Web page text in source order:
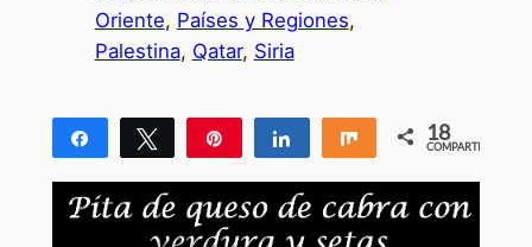
Oriente, Países y Regiones
Palestina, Qatar, Siria
Compartir Twittear Compartir Compartir
18
COMPARTIR